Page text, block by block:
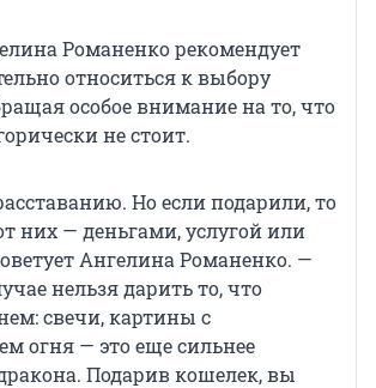
Романенко рекомендует
относиться к выбору
особое внимание на то, что
не стоит.
Но если подарили, то
них — деньгами, услугой или
Ангелина Романенко. —
нельзя дарить то, что
свечи, картины с
огня — это еще сильнее
Подарив кошелек, вы